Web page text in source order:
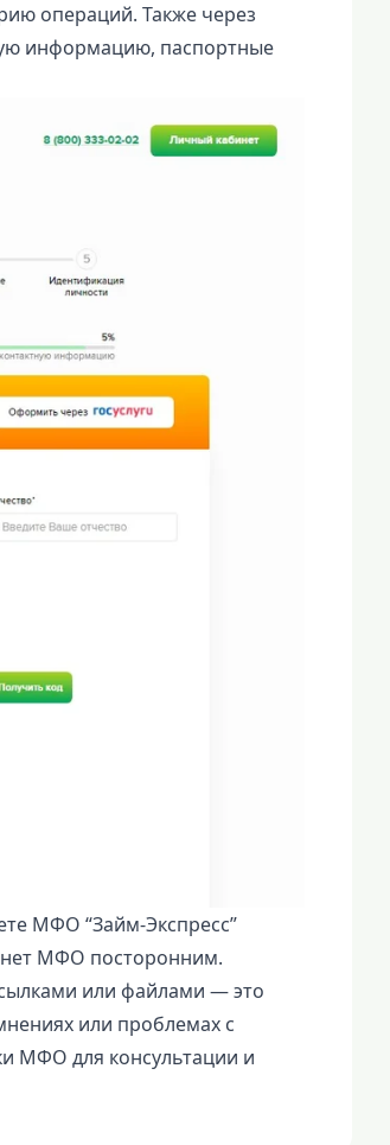
операций. Также через
информацию, паспортные
МФО “Займ-Экспресс”
МФО посторонним.
или файлами — это
или проблемах с
МФО для консультации и